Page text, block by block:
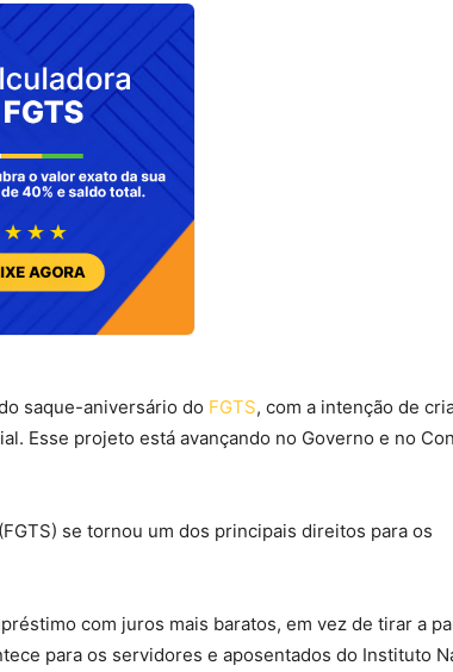
saque-aniversário do FGTS, com a intenção de
Esse projeto está avançando no Governo e no
se tornou um dos principais direitos para os
com juros mais baratos, em vez de tirar a
para os servidores e aposentados do Instituto